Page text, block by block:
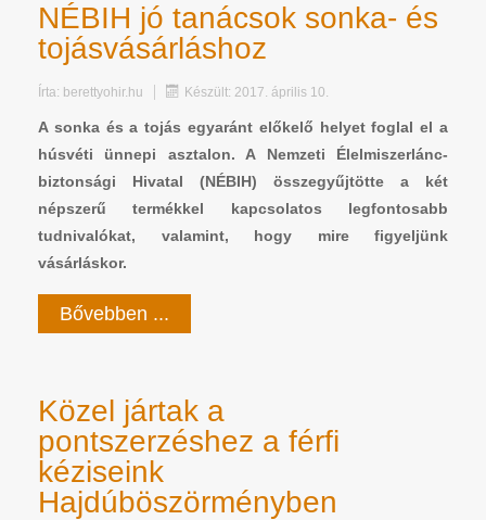
NÉBIH jó tanácsok sonka- és
tojásvásárláshoz
Írta: berettyohir.hu Készült: 2017. április 10.
A sonka és a tojás egyaránt előkelő helyet foglal el a
húsvéti ünnepi asztalon. A Nemzeti Élelmiszerlánc-
biztonsági Hivatal (NÉBIH) összegyűjtötte a két
népszerű termékkel kapcsolatos legfontosabb
tudnivalókat, valamint, hogy mire figyeljünk
vásárláskor.
Bővebben ...
Közel jártak a
pontszerzéshez a férfi
kéziseink
Hajdúböszörményben